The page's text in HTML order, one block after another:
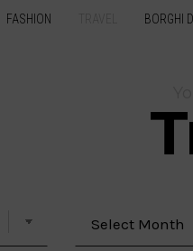
FASHION BORGHI